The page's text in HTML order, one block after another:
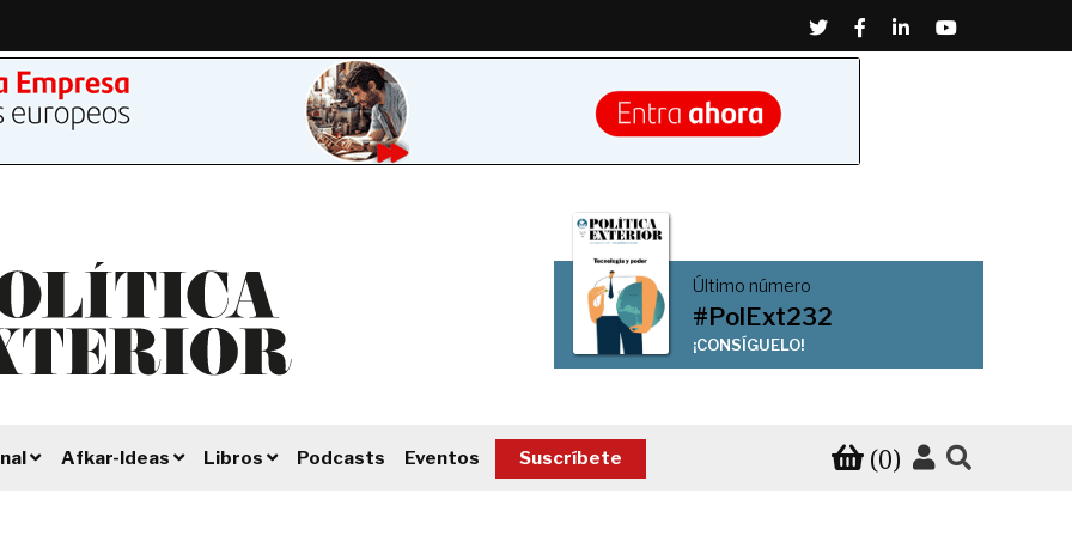
TwitterFacebook
LinkedinYoutube
Último número
#PolExt232
¡CONSÍGUELO!
Afkar-Ideas Libros Podcasts Eventos Suscríbete (0)